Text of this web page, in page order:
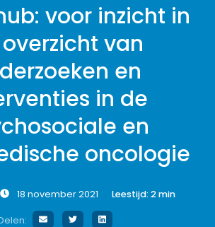
voor inzicht in
van
en
in de
en
oncologie
18 november 2021 Leestijd: 2min